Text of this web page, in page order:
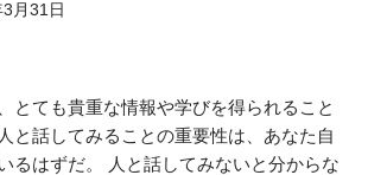
月31日
とても貴重な情報や学びを得られること
と話してみることの重要性は、あなた自
るはずだ。 人と話してみないと分からな